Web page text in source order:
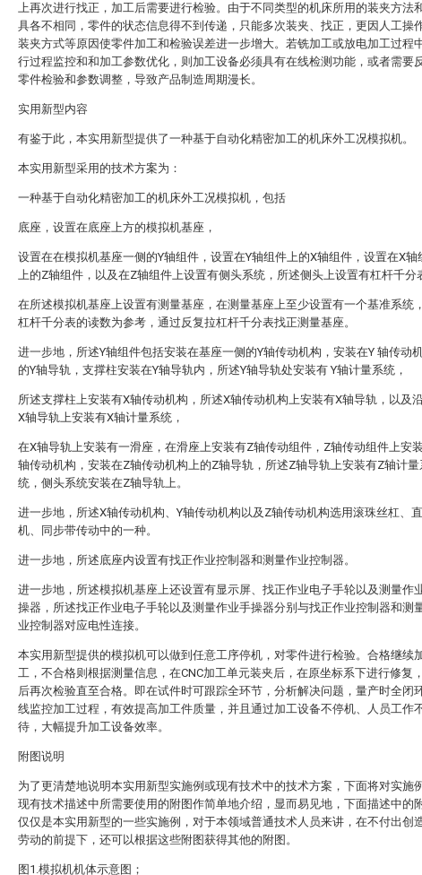
上再次进行找正，加工后需要进行检验。由于不同类型的机床所用的装夹方法
具各不相同，零件的状态信息得不到传递，只能多次装夹、找正，更因人工操作
装夹方式等原因使零件加工和检验误差进一步增大。若铣加工或放电加工过程
行过程监控和和加工参数优化，则加工设备必须具有在线检测功能，或者需要
零件检验和参数调整，导致产品制造周期漫长。
实用新型内容
有鉴于此，本实用新型提供了一种基于自动化精密加工的机床外工况模拟机。
本实用新型采用的技术方案为：
一种基于自动化精密加工的机床外工况模拟机，包括
底座，设置在底座上方的模拟机基座，
设置在在模拟机基座一侧的Y轴组件，设置在Y轴组件上的X轴组件，设置在X轴
上的Z轴组件，以及在Z轴组件上设置有侧头系统，所述侧头上设置有杠杆千分
在所述模拟机基座上设置有测量基座，在测量基座上至少设置有一个基准系统
杠杆千分表的读数为参考，通过反复拉杠杆千分表找正测量基座。
进一步地，所述Y轴组件包括安装在基座一侧的Y轴传动机构，安装在Y 轴传动
的Y轴导轨，支撑柱安装在Y轴导轨内，所述Y轴导轨处安装有 Y轴计量系统，
所述支撑柱上安装有X轴传动机构，所述X轴传动机构上安装有X轴导轨，以及
X轴导轨上安装有X轴计量系统，
在X轴导轨上安装有一滑座，在滑座上安装有Z轴传动组件，Z轴传动组件上安
轴传动机构，安装在Z轴传动机构上的Z轴导轨，所述Z轴导轨上安装有Z轴计量
统，侧头系统安装在Z轴导轨上。
进一步地，所述X轴传动机构、Y轴传动机构以及Z轴传动机构选用滚珠丝杠、
机、同步带传动中的一种。
进一步地，所述底座内设置有找正作业控制器和测量作业控制器。
进一步地，所述模拟机基座上还设置有显示屏、找正作业电子手轮以及测量作
操器，所述找正作业电子手轮以及测量作业手操器分别与找正作业控制器和测
业控制器对应电性连接。
本实用新型提供的模拟机可以做到任意工序停机，对零件进行检验。合格继续
工，不合格则根据测量信息，在CNC加工单元装夹后，在原坐标系下进行修复
后再次检验直至合格。即在试件时可跟踪全环节，分析解决问题，量产时全闭
线监控加工过程，有效提高加工件质量，并且通过加工设备不停机、人员工作
待，大幅提升加工设备效率。
附图说明
为了更清楚地说明本实用新型实施例或现有技术中的技术方案，下面将对实施
现有技术描述中所需要使用的附图作简单地介绍，显而易见地，下面描述中的
仅仅是本实用新型的一些实施例，对于本领域普通技术人员来讲，在不付出创
劳动的前提下，还可以根据这些附图获得其他的附图。
图1.模拟机机体示意图；